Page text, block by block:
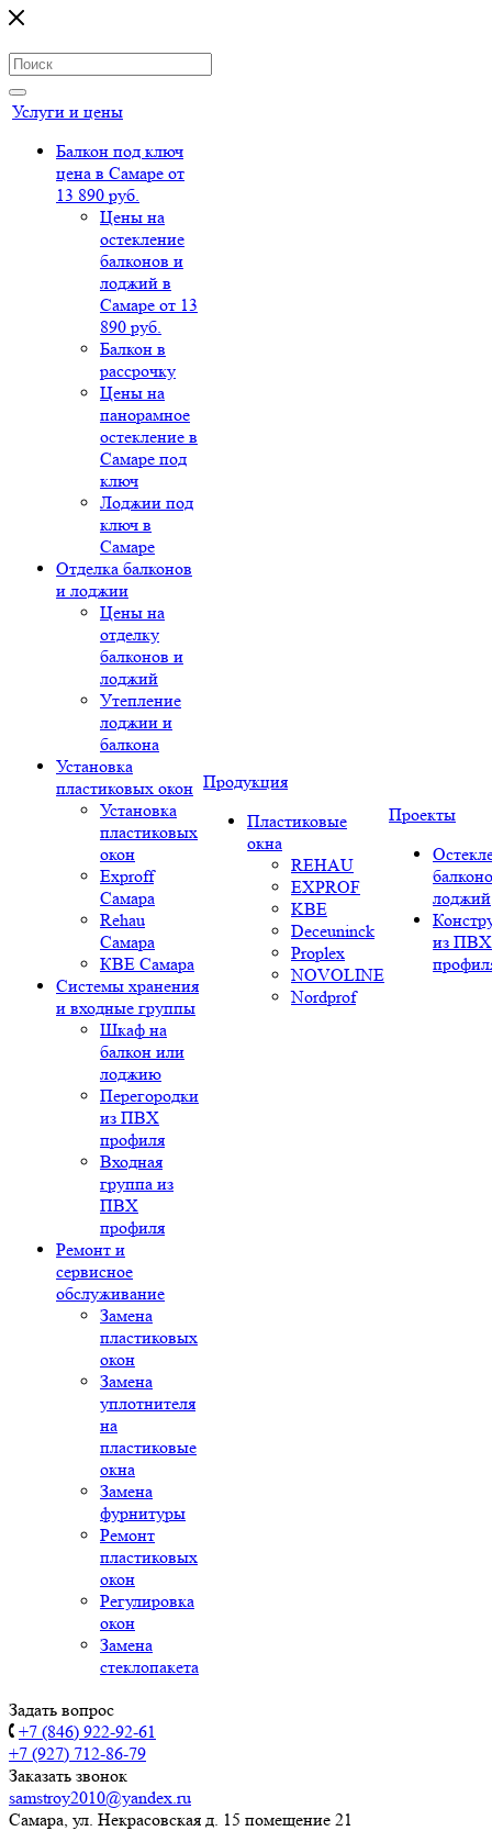
Услуги и цены
Балкон под ключ
цена в Самаре от
13 890 руб.
Цены на
остекление
балконов и
лоджий в
Самаре от 13
890 руб.
Балкон в
рассрочку
Цены на
панорамное
остекление в
Самаре под
ключ
Лоджии под
ключ в
Самаре
Отделка балконов
и лоджии
Цены на
отделку
балконов и
лоджий
Утепление
лоджии и
балкона
Установка
пластиковых окон
Установка
пластиковых
окон
Exproff
Самара
Rehau
Самара
КВЕ Самара
Системы хранения
и входные группы
Шкаф на
балкон или
лоджию
Перегородки
из ПВХ
профиля
Входная
группа из
ПВХ
профиля
Ремонт и
сервисное
обслуживание
Замена
пластиковых
окон
Замена
уплотнителя
на
пластиковые
окна
Замена
фурнитуры
Ремонт
пластиковых
окон
Регулировка
окон
Замена
стеклопакета
Продукция
Пластиковые
окна
REHAU
EXPROF
KBE
Deceuninck
Proplex
NOVOLINE
Nordprof
Проекты
лоджий
из ПВХ
Задать вопрос
+7 (846) 922-92-61
+7 (927) 712-86-79
Заказать звонок
samstroy2010@yandex.ru
Самара, ул. Некрасовская д. 15 помещение 21